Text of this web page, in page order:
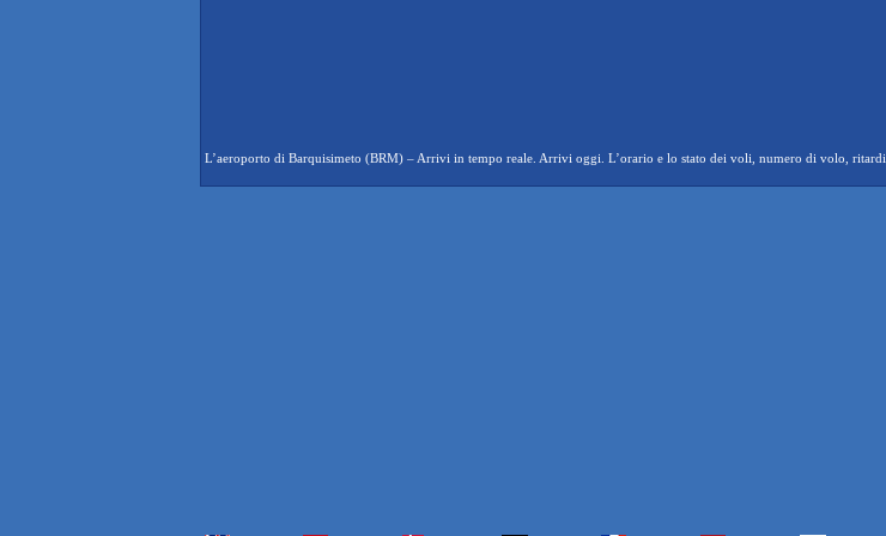
L’aeroporto di Barquisimeto (BRM) – Arrivi in tempo reale. Arrivi oggi. L’orario e lo stato dei voli, numero di volo, ritardi.